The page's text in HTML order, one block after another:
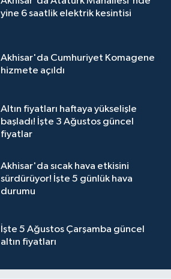
yine 6 saatlik elektrik kesintisi
Akhisar'da Cumhuriyet Komagene
hizmete açıldı
Altın fiyatları haftaya yükselişle
başladı! İşte 3 Ağustos güncel
fiyatlar
Akhisar'da sıcak hava etkisini
sürdürüyor! İşte 5 günlük hava
durumu
İşte 5 Ağustos Çarşamba güncel
altın fiyatları